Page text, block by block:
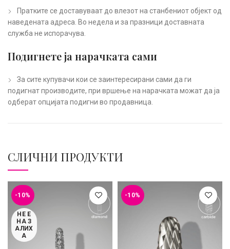
Пратките се доставуваат до влезот на станбениот објект од
наведената адреса. Во недела и за празници доставната
служба не испорачува.
Подигнете ја нарачката сами
За сите купувачи кои се заинтересирани сами да ги
подигнат производите, при вршење на нарачката можат да ја
одберат опцијата подигни во продавница.
СЛИЧНИ ПРОДУКТИ
-10%
НЕ Е
НА З
АЛИХ
А
-10%